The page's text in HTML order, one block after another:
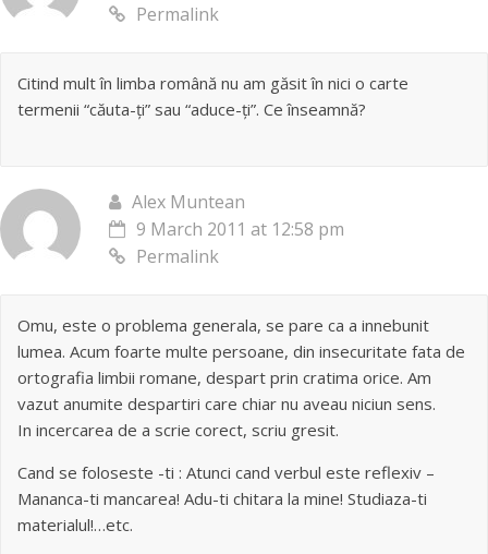
Permalink
Citind mult în limba română nu am găsit în nici o carte
termenii “căuta-ți” sau “aduce-ți”. Ce înseamnă?
Alex Muntean
9 March 2011 at 12:58 pm
Permalink
Omu, este o problema generala, se pare ca a innebunit
lumea. Acum foarte multe persoane, din insecuritate fata de
ortografia limbii romane, despart prin cratima orice. Am
vazut anumite despartiri care chiar nu aveau niciun sens.
In incercarea de a scrie corect, scriu gresit.
Cand se foloseste -ti : Atunci cand verbul este reflexiv –
Mananca-ti mancarea! Adu-ti chitara la mine! Studiaza-ti
materialul!…etc.